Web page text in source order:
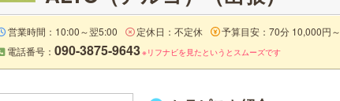
営業時間：10:00～翌5:00 定休日：不定休
予算目安：70分 10,000円～
電話番号： 090-3875-9643※リフナビを見たというとスムーズです